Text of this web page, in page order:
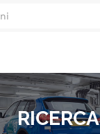
RICERCA